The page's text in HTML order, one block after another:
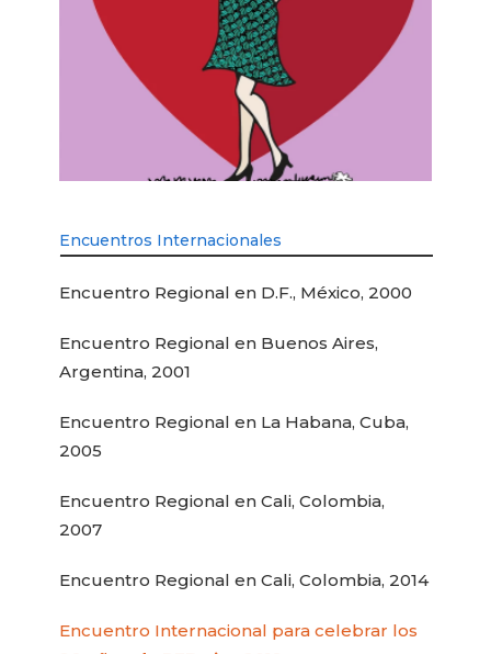
Encuentros Internacionales
Encuentro Regional en D.F., México, 2000
Encuentro Regional en Buenos Aires,
Argentina, 2001
Encuentro Regional en La Habana, Cuba,
2005
Encuentro Regional en Cali, Colombia,
2007
Encuentro Regional en Cali, Colombia, 2014
Encuentro Internacional para celebrar los